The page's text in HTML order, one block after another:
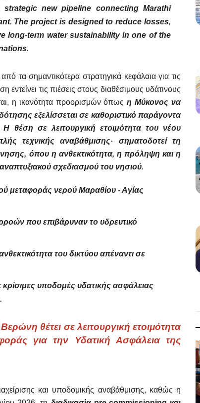
new pipeline connecting Marathi
The project is designed to reduce losses,
long-term water sustainability in one of the
τα σημαντικότερα στρατηγικά κεφάλαια για τις
τις πιέσεις στους διαθέσιμους υδάτινους
η ικανότητα προορισμών όπωςη Μύκονος να
εξελίσσεται σε καθοριστικό παράγοντα
θέση σε λειτουργική ετοιμότητα του νέου
τεχνικής αναβάθμισης· σηματοδοτεί τη
όπου η ανθεκτικότητα, η πρόληψη και η
σχεδιασμού του νησιού.
μεταφοράς νερού Μαραθίου - Αγίας
που επιβάρυναν το υδρευτικό
του δικτύου απέναντι σε
υποδομές υδατικής ασφάλειας
θέτει σε λειτουργική ετοιμότητα
για την Υδατική Ασφάλεια της
και υποδομικής αναβάθμισης, καθώς η